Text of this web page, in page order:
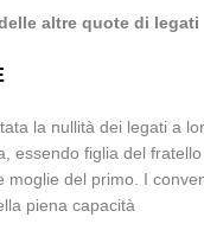
altre quote di legati
la nullità dei legati a
figlia del fratello
del primo. I
piena capacità